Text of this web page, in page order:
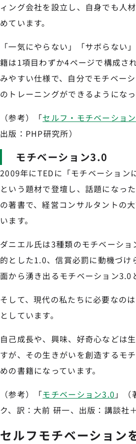
ィング会社を設立し、自身でも人
めています。
「一気にやらない」「サボらない
籍は1項目わずか4ページで構成さ
みやすい仕様で、自分でモチベー
のトレーニングができるようになっ
（参考）「セルフ・モチベーション
出版：PHP研究所）
モチベーション3.0
2009年にTEDに「モチベーション
という題材で登壇し、話題になっ
の著書で、経営コンサルタントの
います。
ダニエル氏は3種類のモチベーショ
的とした1.0、信賞必罰に動機づけ
面から湧き出るモチベーション3.0
そして、現代の私たちに必要なの
としています。
自己成長や、興味、好奇心などは
すが、その生きがいを創造するモ
めの書籍になっています。
（参考）「モチベーション3.0 」（
ク、訳：大前 研一、出版：講談社
セルフモチベーション